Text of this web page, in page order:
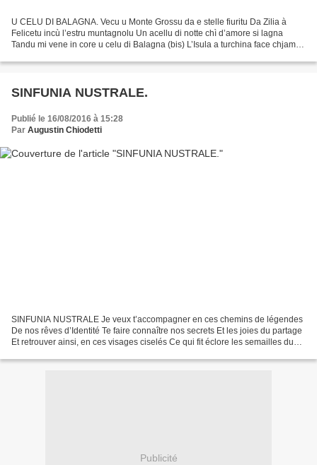
U CELU DI BALAGNA. Vecu u Monte Grossu da e stelle fiuritu Da Zilia à
Felicetu incù l’estru muntagnolu Un acellu di notte chì d’amore si lagna
Tandu mi vene in core u celu di Balagna (bis) L’Isula a turchina face chjami è
SINFUNIA NUSTRALE.
Publié le 16/08/2016 à 15:28
Par Augustin Chiodetti
SINFUNIA NUSTRALE Je veux t’accompagner en ces chemins de légendes
De nos rêves d’Identité Te faire connaître nos secrets Et les joies du partage
Et retrouver ainsi, en ces visages ciselés Ce qui fit éclore les semailles du
Publicité